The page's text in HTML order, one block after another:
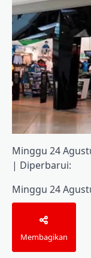
Minggu 24
| Diperbarui:
Minggu 24
Membagikan